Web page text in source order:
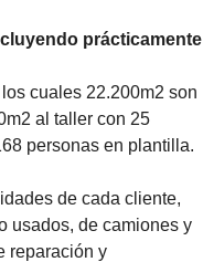
prácticamente
los cuales 22.200m2 son
al taller con 25
personas en plantilla.
de cada cliente,
usados, de camiones y
reparación y